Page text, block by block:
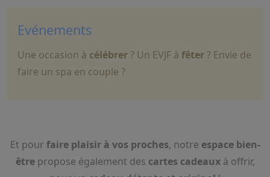
Evénements
Une occasion à célébrer? Un EVJF à fêter? Envie de
faire un spa en couple ?
Et pour faire plaisir à vos proches, notre espace bien-
êtrepropose également des cartes cadeauxà offrir,